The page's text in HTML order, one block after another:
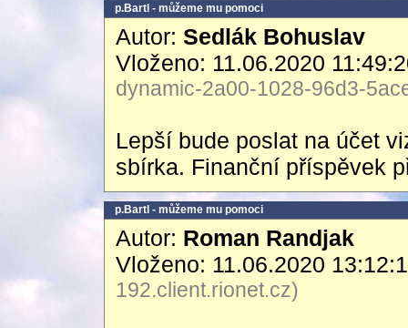
p.Bartl - můžeme mu pomoci
Autor: Sedlák Bohuslav
Vloženo: 11.06.2020
dynamic-2a00-1028-96d3-
Lepší bude poslat na účet
sbírka. Finanční příspěvek
p.Bartl - můžeme mu pomoci
Autor: Roman Randjak
Vloženo: 11.06.2020
192.client.rionet.cz)